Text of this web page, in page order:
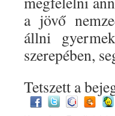
a jövő
állni
szerepében,
Tetszett a